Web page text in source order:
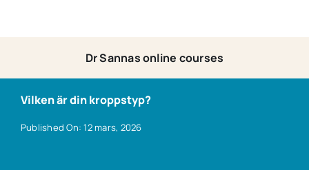
Dr Sannas online courses
Vilken är din kroppstyp?
Published On: 12 mars, 2026